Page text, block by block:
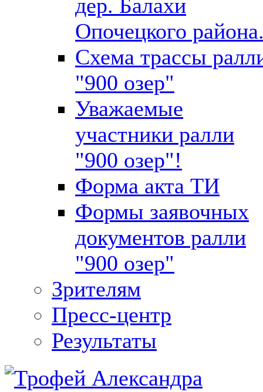
дер. Балахи
Опочецкого
Схема трассы
"900 озер"
Уважаемые
участники ралли
"900 озер"!
Форма акта ТИ
Формы заявочных
документов ралли
"900 озер"
Зрителям
Пресс-центр
Результаты